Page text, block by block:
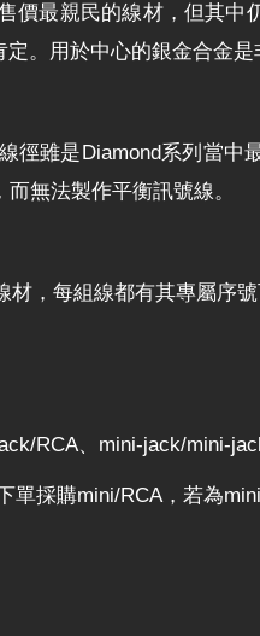
價最親民的線材，但其
。用於中心的銀金合金
徑雖是Diamond系列當
無法製作平衡訊號線。
材，每組線都有其專屬序
RCA、mini-jack/mini-
單採購mini/RCA，若為